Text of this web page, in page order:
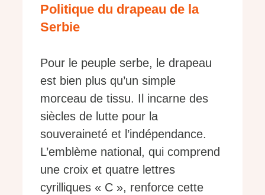
Politique du drapeau de la
Serbie
Pour le peuple serbe, le drapeau
est bien plus qu’un simple
morceau de tissu. Il incarne des
siècles de lutte pour la
souveraineté et l’indépendance.
L’emblème national, qui comprend
une croix et quatre lettres
cyrilliques « C », renforce cette